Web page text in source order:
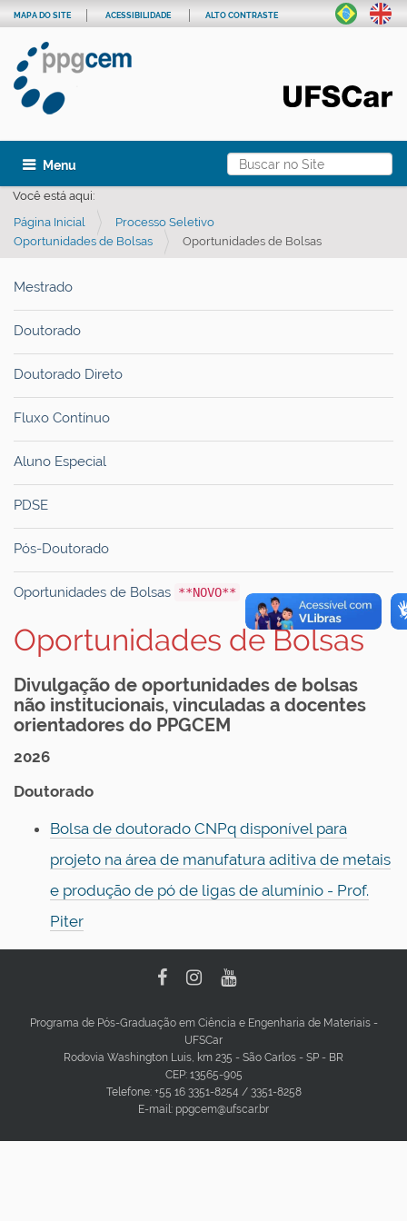
Busca
Busca Avançada…
MAPA DO SITE ACESSIBILIDADE ALTO CONTRASTE
Toggle navigation
Você está aqui:
Página Inicial
Processo Seletivo
Oportunidades de Bolsas
Oportunidades de Bolsas
Mestrado
Doutorado
Doutorado Direto
Fluxo Contínuo
Aluno Especial
PDSE
Pós-Doutorado
Oportunidades de Bolsas **NOVO**
Oportunidades de Bolsas
Divulgação de oportunidades de bolsas
não institucionais, vinculadas a docentes
orientadores do PPGCEM
2026
Doutorado
Bolsa de doutorado CNPq disponível para
projeto na área de manufatura aditiva de metais
e produção de pó de ligas de alumínio - Prof.
Piter
Programa de Pós-Graduação em Ciência e Engenharia de Materiais -
UFSCar
Rodovia Washington Luis, km 235 - São Carlos - SP - BR
CEP: 13565-905
Telefone: +55 16 3351-8254 / 3351-8258
E-mail: ppgcem@ufscar.br